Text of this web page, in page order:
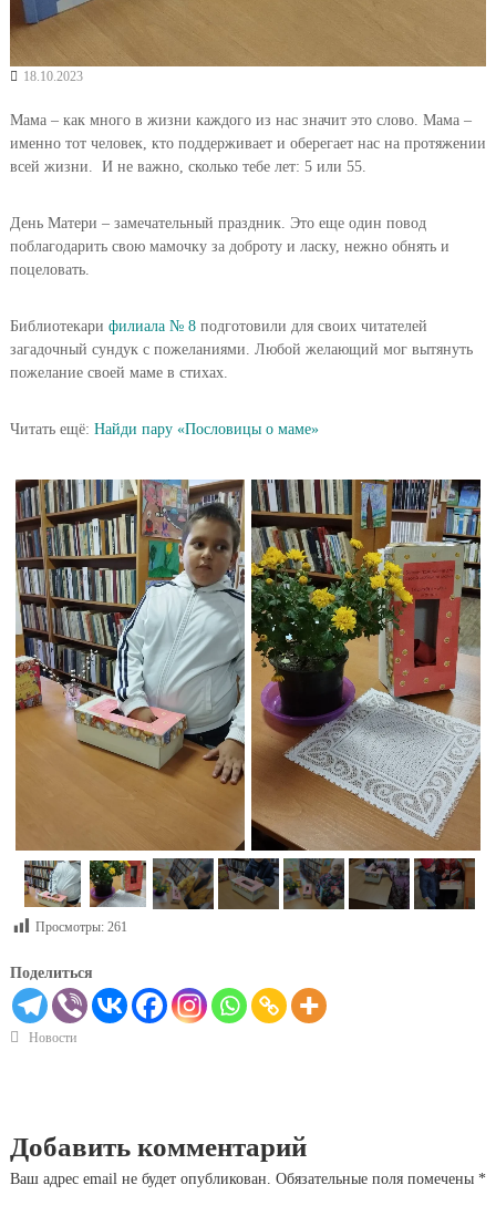
18.10.2023
Мама – как много в жизни каждого из нас значит это слово. Мама –
именно тот человек, кто поддерживает и оберегает нас на протяжении
всей жизни. И не важно, сколько тебе лет: 5 или 55.
День Матери – замечательный праздник. Это еще один повод
поблагодарить свою мамочку за доброту и ласку, нежно обнять и
поцеловать.
Библиотекари филиала № 8подготовили для своих читателей
загадочный сундук с пожеланиями. Любой желающий мог вытянуть
пожелание своей маме в стихах.
Читать ещё: Найди пару «Пословицы о маме»
Просмотры: 261
Поделиться
Новости
Добавить комментарий
Ваш адрес email не будет опубликован. Обязательные поля помечены *